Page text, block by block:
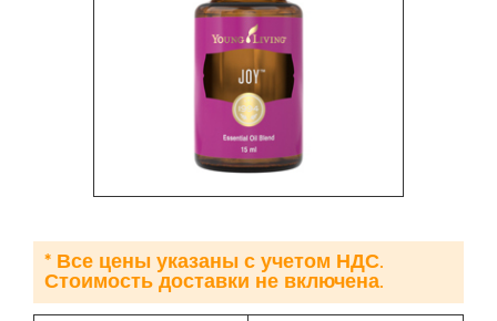
* Все цены указаны с учетом НДС.
Стоимость доставки не включена.